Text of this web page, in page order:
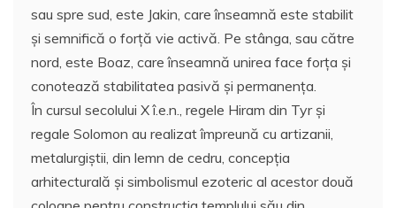
sau spre sud, este Jakin, care înseamnă este stabilit
şi semnifică o forţă vie activă. Pe stânga, sau către
nord, este Boaz, care înseamnă unirea face forţa şi
conotează stabilitatea pasivă şi permanenţa.
În cursul secolului X î.e.n., regele Hiram din Tyr şi
regale Solomon au realizat împreună cu artizanii,
metalurgiştii, din lemn de cedru, concepţia
arhitecturală şi simbolismul ezoteric al acestor două